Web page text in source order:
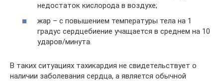
недостаток кислорода в воздухе;
жар – с повышением температуры тела на 1
градус сердцебиение учащается в среднем на 10
ударов/минута.
В таких ситуациях тахикардия не свидетельствует о
наличии заболевания сердца, а является обычной